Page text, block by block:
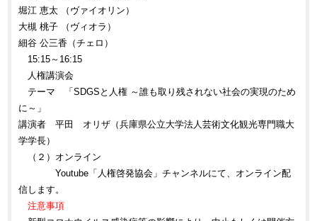
堀江 恵太 （ヴァイオリン）
大槻 桃子 （ヴィオラ）
細谷 公三香（チェロ）
15:15～16:15
人権講演会
テーマ 「SDGSと人権 ～誰も取り残されない社会の実現のため
に～」
講演者 平田 オリザ（兵庫県公立大学法人芸術文化観光専門職大
学学長）
（２）オンライン
Youtube「人権啓発協会」チャンネルにて、オンライン配
信します。
注意事項